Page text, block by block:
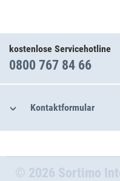
kostenlose Servicehotline
0800 767 84 66
Kontaktformular
© 2026 Sortimo